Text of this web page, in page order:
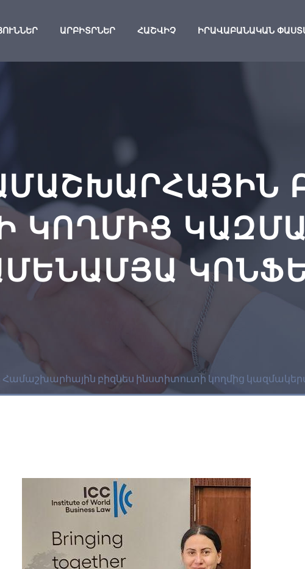
ԱՐԲԻՏՐՆԵՐ ՀԱՇՎԻՉ ԻՐԱՎԱԲԱՆԱԿԱՆ
ԿՈՂՄԻՑ
բիզնես ինստիտուտի կողմից